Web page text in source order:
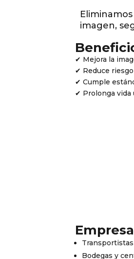
imagen,
✔ Mejora la
✔ Reduce
✔ Cumple
✔ Prolonga vida
Bodegas y